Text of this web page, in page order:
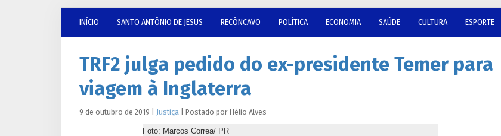
INÍCIO SANTO ANTÔNIO DE JESUS RECÔNCAVO POLÍTICA ECONOMIA SAÚDE CULTURA ESPORTE
TRF2 julga pedido do ex-presidente Temer para
viagem à Inglaterra
9 de outubro de 2019 Justiça Postado por Hélio Alves
Foto: Marcos Correa/ PR